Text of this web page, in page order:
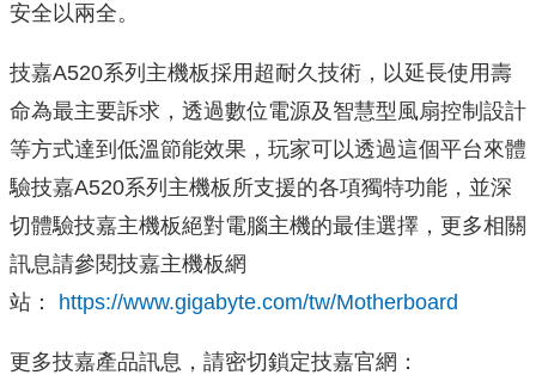
安全以兩全。
技嘉A520系列主機板採用超耐久技術，以延長使用壽
命為最主要訴求，透過數位電源及智慧型風扇控制設計
等方式達到低溫節能效果，玩家可以透過這個平台來體
驗技嘉A520系列主機板所支援的各項獨特功能，並深
切體驗技嘉主機板絕對電腦主機的最佳選擇，更多相關
訊息請參閱技嘉主機板網
站： https://www.gigabyte.com/tw/Motherboard
更多技嘉產品訊息，請密切鎖定技嘉官網：